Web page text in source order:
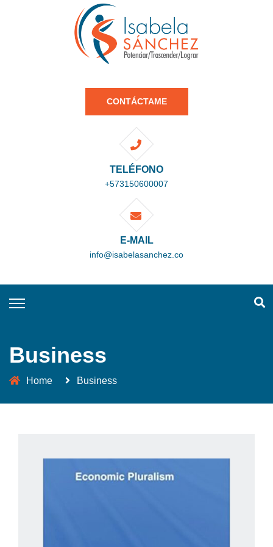
CONTÁCTAME
TELÉFONO
+573150600007
E-MAIL
info@isabelasanchez.co
Business
Home Business